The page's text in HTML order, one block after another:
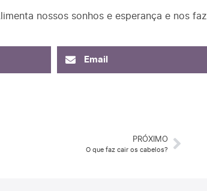
nossos sonhos e esperança e nos faz
Email
PRÓXIMO
O que faz cair os cabelos?